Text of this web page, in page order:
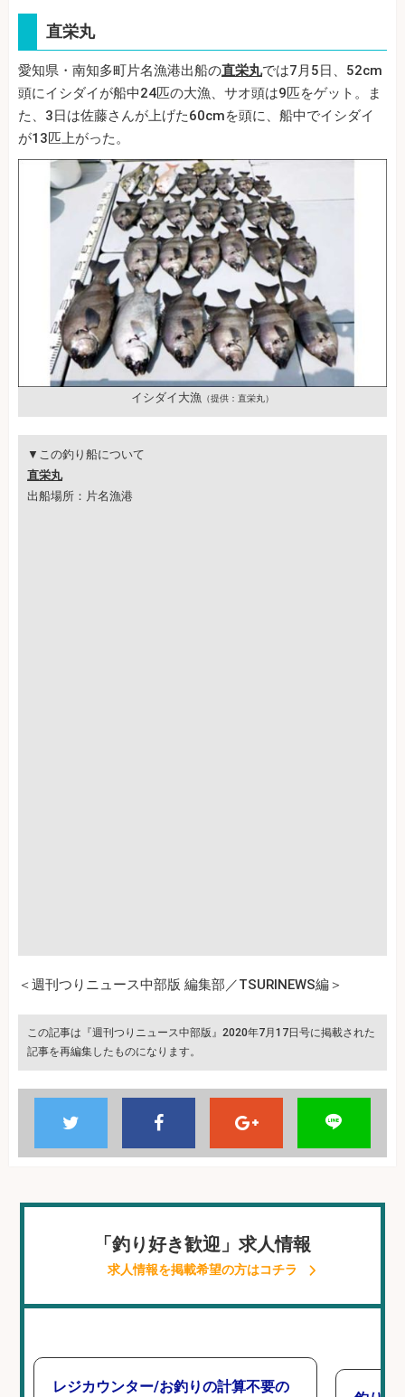
直栄丸
愛知県・南知多町片名漁港出船の直栄丸では7月5日、52cm
頭にイシダイが船中24匹の大漁、サオ頭は9匹をゲット。ま
た、3日は佐藤さんが上げた60cmを頭に、船中でイシダイ
が13匹上がった。
イシダイ大漁 （提供：直栄丸）
▼この釣り船について
直栄丸
出船場所：片名漁港
＜週刊つりニュース中部版 編集部／TSURINEWS編＞
この記事は『週刊つりニュース中部版』2020年7月17日号に掲載された
記事を再編集したものになります。
「釣り好き歓迎」求人情報
求人情報を掲載希望の方はコチラ
レジカウンター/お釣りの計算不要の